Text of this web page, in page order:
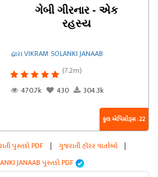
ગેબી ગીરનાર - એક
રહસ્ય
દ્વારા VIKRAM SOLANKI JANAAB
(7.2m)
470.7k
430 304.3k
કુલ એપિસોડ્સ : 22
પુસ્તકો PDF | ગુજરાતી હૉરર વાર્તાઓ |
JANAAB પુસ્તકો PDF